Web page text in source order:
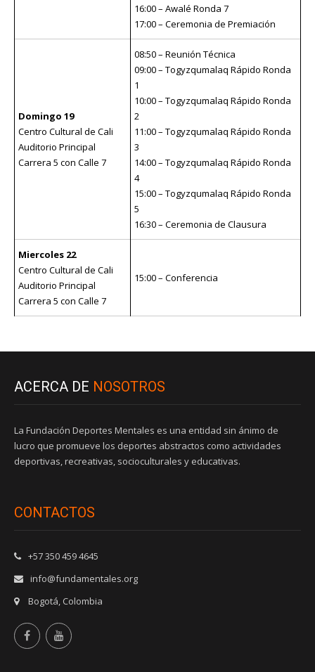
16:00 – Awalé Ronda 7
17:00 – Ceremonia de Premiación
Domingo 19
Centro Cultural de Cali
Auditorio Principal
Carrera 5 con Calle 7
08:50 – Reunión Técnica
09:00 – Togyzqumalaq Rápido Ronda
1
10:00 – Togyzqumalaq Rápido Ronda
2
11:00 – Togyzqumalaq Rápido Ronda
3
14:00 – Togyzqumalaq Rápido Ronda
4
15:00 – Togyzqumalaq Rápido Ronda
5
16:30 – Ceremonia de Clausura
Miercoles 22
Centro Cultural de Cali
Auditorio Principal
Carrera 5 con Calle 7
15:00 – Conferencia
ACERCA DE NOSOTROS
La Fundación Deportes Mentales es una entidad sin ánimo de
lucro que promueve los deportes abstractos como actividades
deportivas, recreativas, socioculturales y educativas.
CONTACTOS
+57 350 459 4645
info@fundamentales.org
Bogotá, Colombia